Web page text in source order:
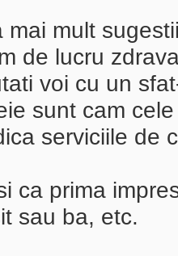
mai mult
de lucru
voi cu un
sunt cam
serviciile de
ca prima
sau ba, etc.